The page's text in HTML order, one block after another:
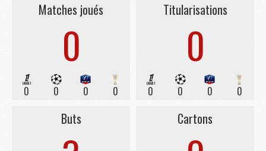
Matches joués
0
0 0 0 0
Titularisations
0
0 0 0 0
Buts Cartons